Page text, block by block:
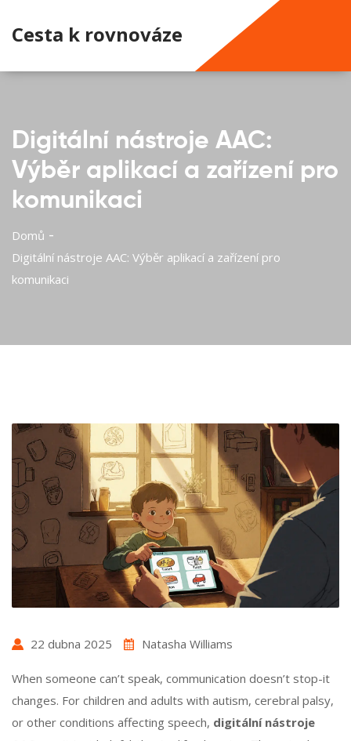
Cesta k rovnováze
Digitální nástroje AAC:
Výběr aplikací a zařízení pro
komunikaci
Domů
Digitální nástroje AAC: Výběr aplikací a zařízení pro
komunikaci
22 dubna 2025 Natasha Williams
When someone can’t speak, communication doesn’t stop-it
changes. For children and adults with autism, cerebral palsy,
or other conditions affecting speech, digitální nástroje